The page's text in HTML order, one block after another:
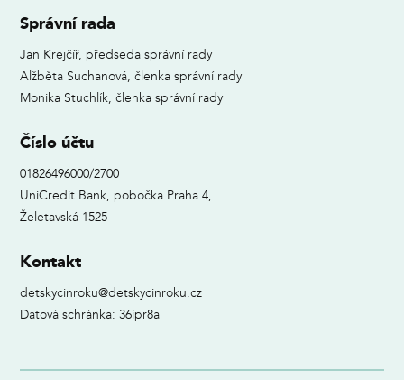
Správní rada
Jan Krejčíř, předseda správní rady
Alžběta Suchanová, členka správní rady
Monika Stuchlík, členka správní rady
Číslo účtu
01826496000/2700
UniCredit Bank, pobočka Praha 4,
Želetavská 1525
Kontakt
detskycinroku@detskycinroku.cz
Datová schránka: 36ipr8a